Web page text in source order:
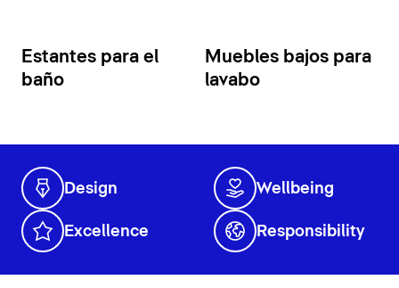
Estantes para el
baño
Muebles bajos para
lavabo
Design Wellbeing
Excellence Responsibility